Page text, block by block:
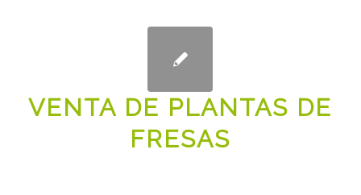
VENTA DE PLANTAS DE
FRESAS